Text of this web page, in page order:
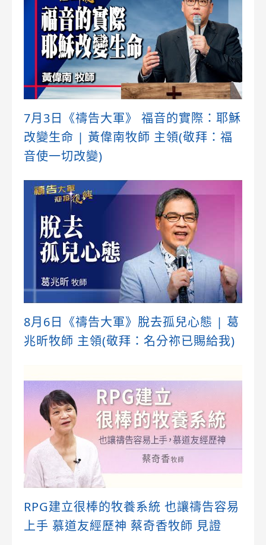
7月3日《禱告大軍》 福音的實際：耶穌
改變生命 | 黃偉南牧師 主領(敬拜：福
音使一切改變)
8月6日《禱告大軍》脫去孤兒心態 | 葛
兆昕牧師 主領(敬拜：名分祢已賜給我)
RPG建立很棒的牧養系統 也讓禱告容易
上手 慕道友經歷神 蔡奇香牧師 見證